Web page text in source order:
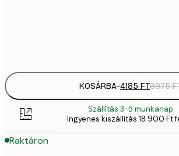
KOSÁRBA-4185 FT6975
Szállítás 3-5 munkanap
Ingyenes kiszállítás 18 900 Ft
Raktáron